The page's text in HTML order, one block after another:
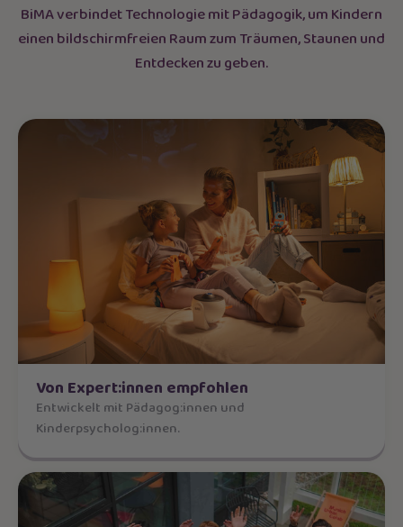
BiMA verbindet Technologie mit Pädagogik, um Kindern
einen bildschirmfreien Raum zum Träumen, Staunen und
Entdecken zu geben.
Von Expert:innen empfohlen
Entwickelt mit Pädagog:innen und
Kinderpsycholog:innen.